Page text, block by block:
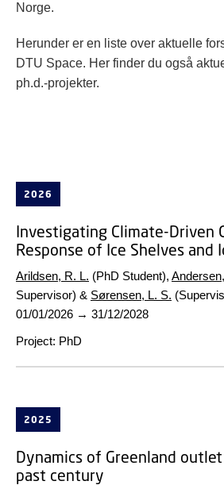
Norge.
Herunder er en liste over aktuelle
DTU Space. Her finder du også
ph.d.-projekter.
2026
Investigating Climate-Driven
Response of Ice Shelves and
Arildsen, R. L. (PhD Student),
Supervisor) & Sørensen, L. S.
01/01/2026 → 31/12/2028
Project: PhD
2025
Dynamics of Greenland
past century